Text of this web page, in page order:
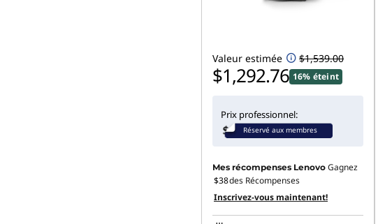
Valeur estimée $1,539.00
$1,292.76 16% éteint
Prix professionnel:
Réservé aux membres
Mes récompenses Lenovo Gagnez
$38des Récompenses
Inscrivez-vous maintenant!